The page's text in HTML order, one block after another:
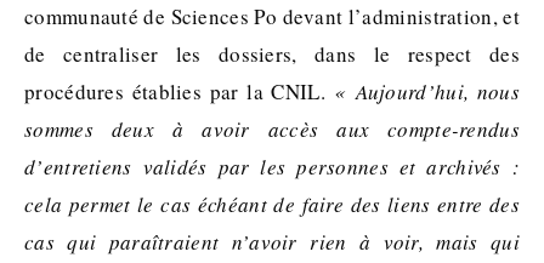
communauté de Sciences Po devant l’administration, et
de centraliser les dossiers, dans le respect des
procédures établies par la CNIL. « Aujourd’hui, nous
sommes deux à avoir accès aux compte-rendus
d’entretiens validés par les personnes et archivés :
cela permet le cas échéant de faire des liens entre des
cas qui paraîtraient n’avoir rien à voir, mais qui